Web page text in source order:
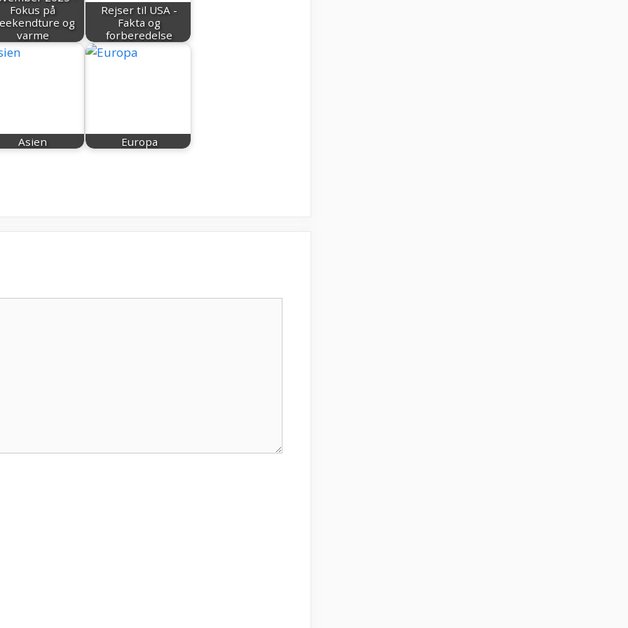
Fokus på
og
varme
Rejser til USA -
Fakta og
forberedelse
Asien Europa